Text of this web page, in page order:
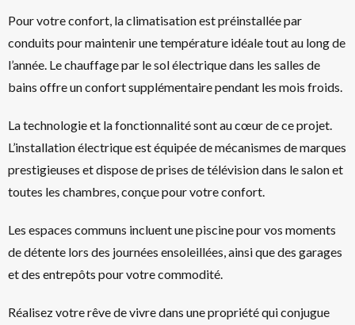
Pour votre confort, la climatisation est préinstallée par
conduits pour maintenir une température idéale tout au long de
l’année. Le chauffage par le sol électrique dans les salles de
bains offre un confort supplémentaire pendant les mois froids.
La technologie et la fonctionnalité sont au cœur de ce projet.
L’installation électrique est équipée de mécanismes de marques
prestigieuses et dispose de prises de télévision dans le salon et
toutes les chambres, conçue pour votre confort.
Les espaces communs incluent une piscine pour vos moments
de détente lors des journées ensoleillées, ainsi que des garages
et des entrepôts pour votre commodité.
Réalisez votre rêve de vivre dans une propriété qui conjugue